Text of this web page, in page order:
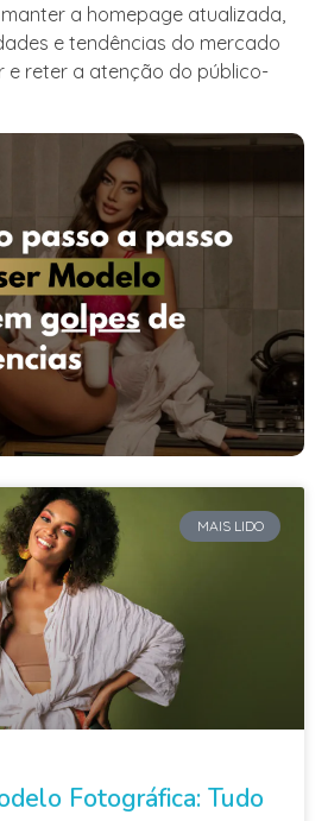
a homepage atualizada,
e tendências do mercado
e reter a atenção do público-
MAIS LIDO
Fotográfica: Tudo